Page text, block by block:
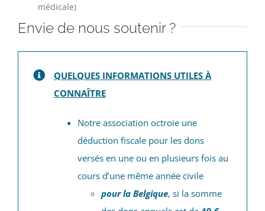
médicale)
Envie de nous soutenir ?
QUELQUES INFORMATIONS UTILES À
CONNAÎTRE
Notre association octroie une
déduction fiscale pour les dons
versés en une ou en plusieurs fois au
cours d’une même année civile
pour la Belgique, si la somme